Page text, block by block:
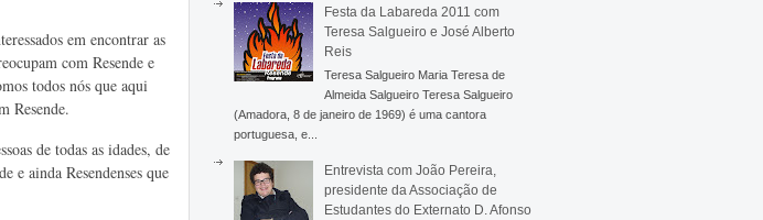
em encontrar as
com Resende e
todos nós que aqui
Resende.
de todas as idades, de
e ainda Resendenses que
Festa da Labareda 2011 com
Teresa Salgueiro e José Alberto
Reis
Teresa Salgueiro Maria Teresa de
Almeida Salgueiro Teresa Salgueiro
(Amadora, 8 de janeiro de 1969) é uma cantora
portuguesa, e...
Entrevista com João Pereira,
presidente da Associação de
Estudantes do Externato D. Afonso